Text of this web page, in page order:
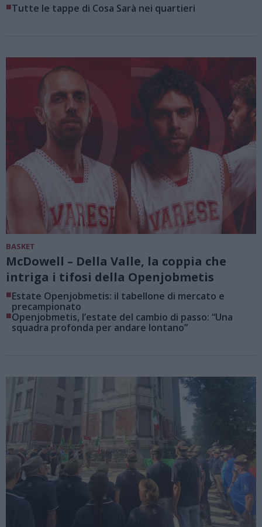
■Tutte le tappe di Cosa Sarà nei quartieri
BASKET
McDowell – Della Valle, la coppia che
intriga i tifosi della Openjobmetis
■Estate Openjobmetis: il tabellone di mercato e
precampionato
■Openjobmetis, l’estate del cambio di passo: “Una
squadra profonda per andare lontano”